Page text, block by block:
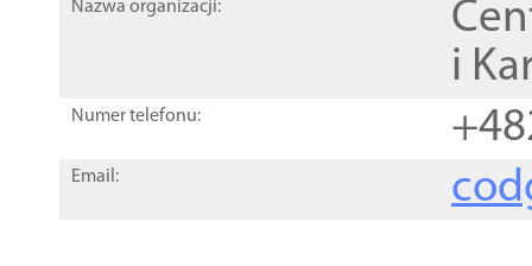
Nazwa organizacji:
i
Numer telefonu:
Email: